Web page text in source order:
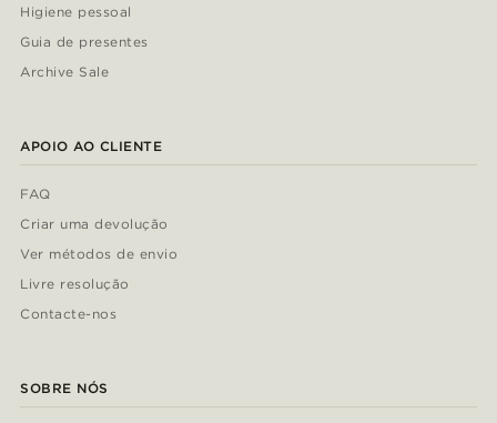
Higiene pessoal
Guia de presentes
Archive Sale
APOIO AO CLIENTE
FAQ
Criar uma devolução
Ver métodos de envio
Livre resolução
Contacte-nos
SOBRE NÓS